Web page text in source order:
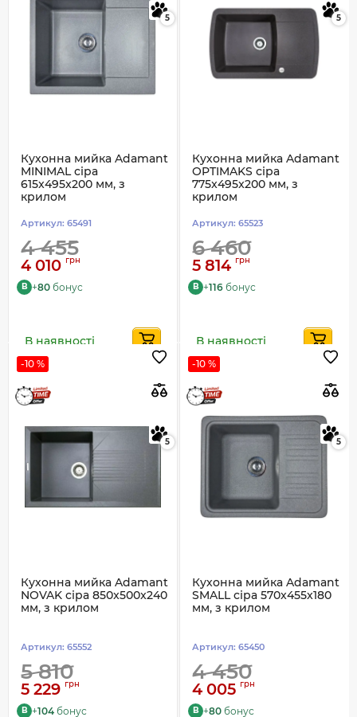
5
Кухонна мийка Adamant
MINIMAL сіра
615x495x200 мм, з
крилом
Артикул: 65491
4 455
4 010 грн
B +80 бонус
В наявності
5
Кухонна мийка Adamant
OPTIMAKS сіра
775x495x200 мм, з
крилом
Артикул: 65523
6 460
5 814 грн
B +116 бонус
В наявності
-10 %
5
Кухонна мийка Adamant
NOVAK сіра 850x500x240
мм, з крилом
Артикул: 65552
5 810
5 229 грн
B +104 бонус
-10 %
5
Кухонна мийка Adamant
SMALL сіра 570x455x180
мм, з крилом
Артикул: 65450
4 450
4 005 грн
B +80 бонус